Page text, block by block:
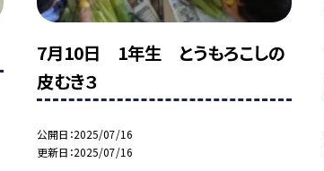
7月10日 1年生 とうもろこしの
皮むき３
公開日 2025/07/16
更新日 2025/07/16